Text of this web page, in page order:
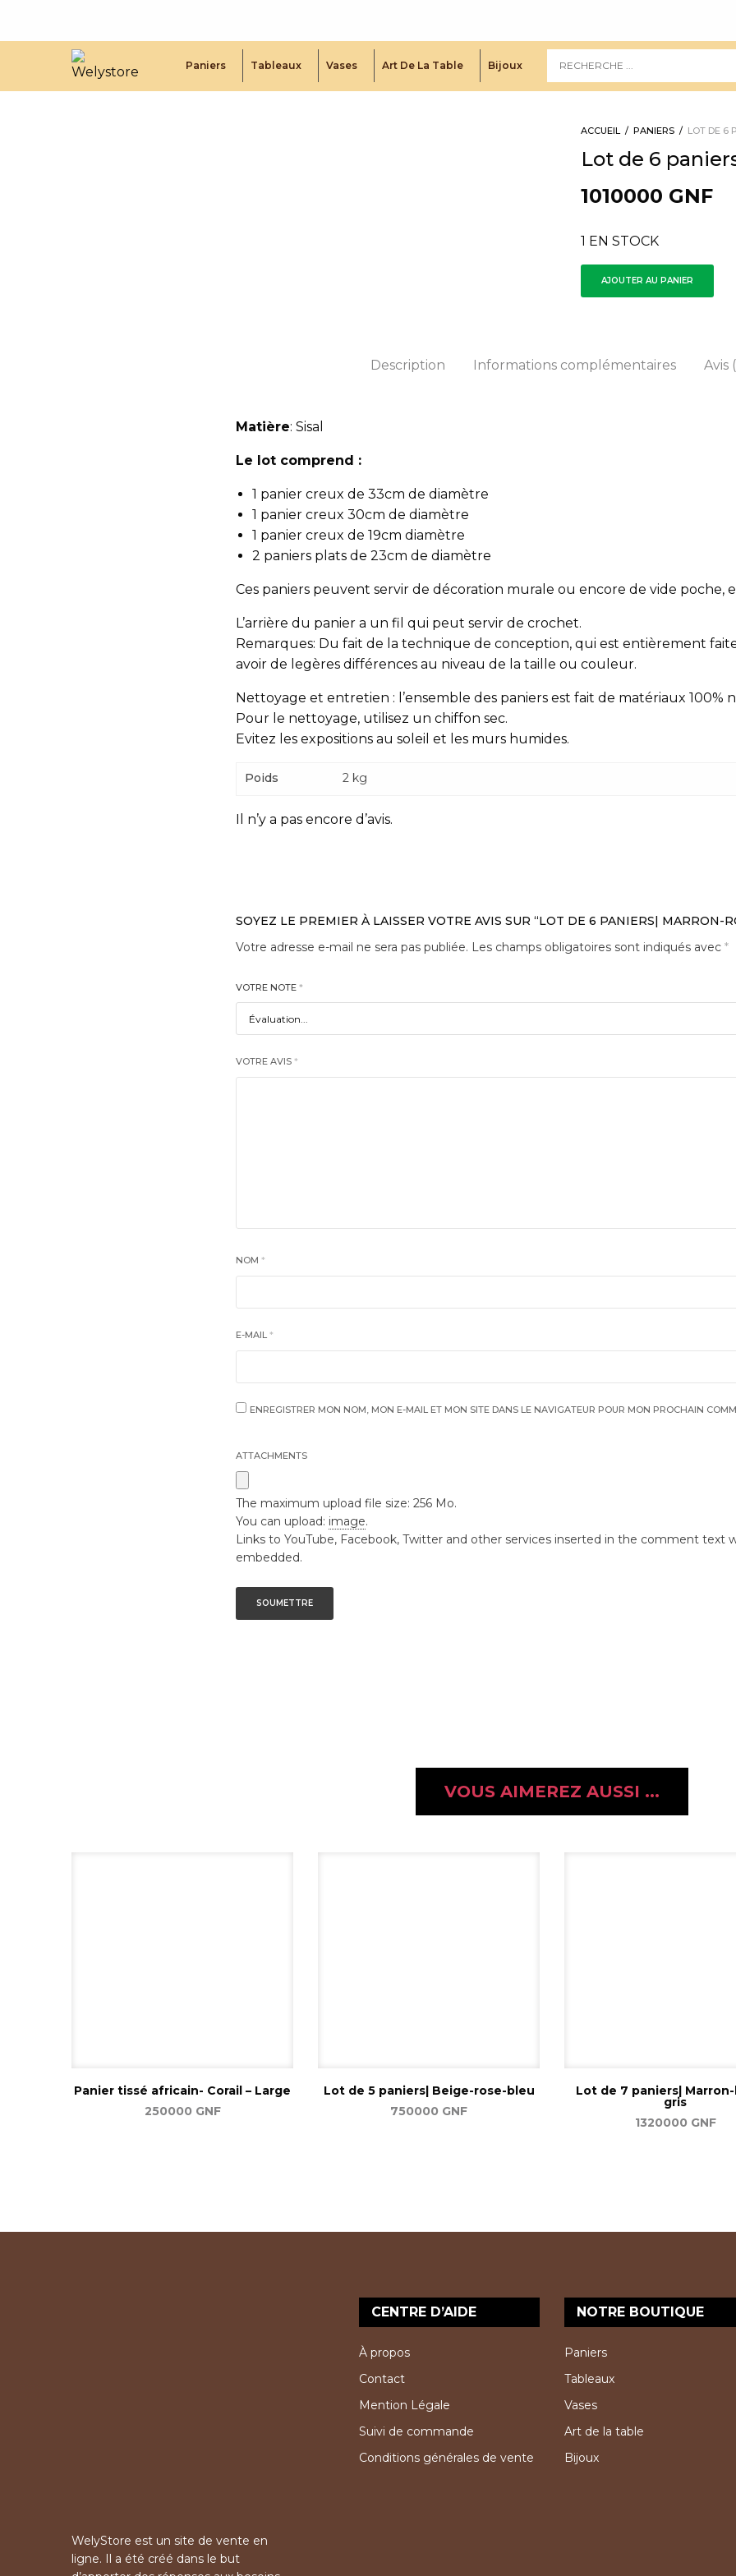
Paniers Tableaux Vases Art De La Table Bijoux
ACCUEIL / PANIERS / LOT DE 6
Lot de 6
1010000 GNF
1 EN STOCK
AJOUTER AU PANIER
Description Informations complémentaires Avis
Matière: Sisal
Le lot comprend :
1 panier creux de 33cm de diamètre
1 panier creux 30cm de diamètre
1 panier creux de 19cm diamètre
2 paniers plats de 23cm de diamètre
Ces paniers peuvent servir de décoration murale ou encore de vide poche,
L’arrière du panier a un fil qui peut servir de crochet.
Remarques: Du fait de la technique de conception, qui est entièrement
avoir de legères différences au niveau de la taille ou couleur.
Nettoyage et entretien : l’ensemble des paniers est fait de matériaux 100%
Pour le nettoyage, utilisez un chiffon sec.
Evitez les expositions au soleil et les murs humides.
Poids 2 kg
Il n’y a pas encore d’avis.
SOYEZ LE PREMIER À LAISSER VOTRE AVIS SUR “LOT DE 6 PANIERS| MARRON-
Votre adresse e-mail ne sera pas publiée. Les champs obligatoires sont indiqués avec*
VOTRE NOTE *
VOTRE AVIS *
NOM *
E-MAIL *
ENREGISTRER MON NOM, MON E-MAIL ET MON SITE DANS LE NAVIGATEUR POUR MON PROCHAIN
ATTACHMENTS
The maximum upload file size: 256 Mo.
You can upload: image.
Links to YouTube, Facebook, Twitter and other services inserted in the comment text
embedded.
VOUS AIMEREZ AUSSI ...
Panier tissé africain- Corail – Large
250000 GNF
Lot de 5 paniers| Beige-rose-bleu
750000 GNF
Lot de 7 paniers|
gris
1320000 GNF
WelyStore est un site de vente en
ligne. Il a été créé dans le but
CENTRE D’AIDE
À propos
Contact
Mention Légale
Suivi de commande
Conditions générales de vente
NOTRE BOUTIQUE
Paniers
Tableaux
Vases
Art de la table
Bijoux